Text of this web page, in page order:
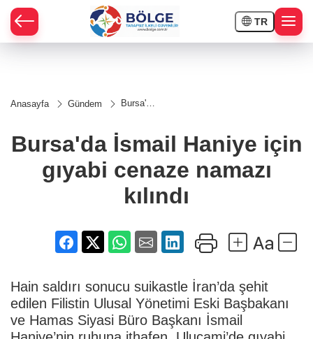
TR
Anasayfa Gündem
Bursa'da
gıyabi
namazı
kılındı
Bursa'da İsmail Haniye için
gıyabi cenaze namazı
kılındı
Hain saldırı sonucu suikastle İran’da şehit
edilen Filistin Ulusal Yönetimi Eski Başbakanı
ve Hamas Siyasi Büro Başkanı İsmail